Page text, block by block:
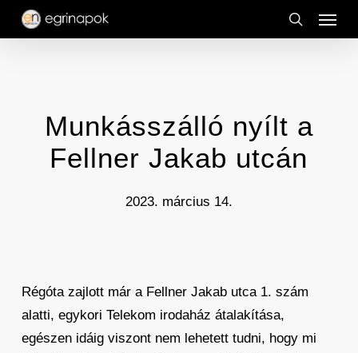
Skip
search
Menu
Munkásszálló nyílt a
Fellner Jakab utcán
2023. március 14.
Régóta zajlott már a Fellner Jakab utca 1. szám
alatti, egykori Telekom irodaház átalakítása,
egészen idáig viszont nem lehetett tudni, hogy mi